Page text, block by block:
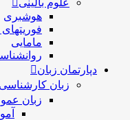
هوشبری
مامایی
دپارتمان زبان
زبان
زبان